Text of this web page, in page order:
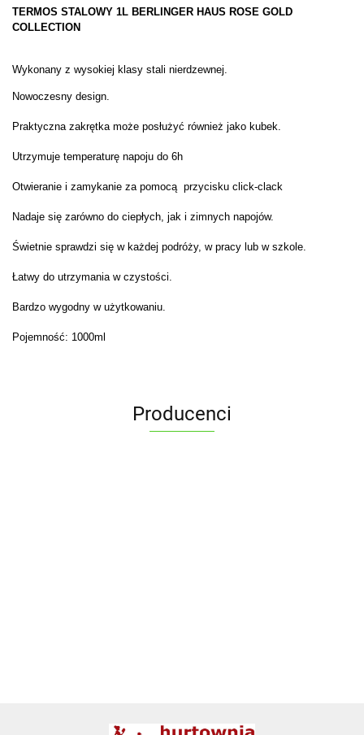
TERMOS STALOWY 1L BERLINGER HAUS ROSE GOLD
COLLECTION
Wykonany z wysokiej klasy stali nierdzewnej.
Nowoczesny design.
Praktyczna zakrętka może posłużyć również jako kubek.
Utrzymuje temperaturę napoju do 6h
Otwieranie i zamykanie za pomocą przycisku click-clack
Nadaje się zarówno do ciepłych, jak i zimnych napojów.
Świetnie sprawdzi się w każdej podróży, w pracy lub w szkole.
Łatwy do utrzymania w czystości.
Bardzo wygodny w użytkowaniu.
Pojemność: 1000ml
Producenci